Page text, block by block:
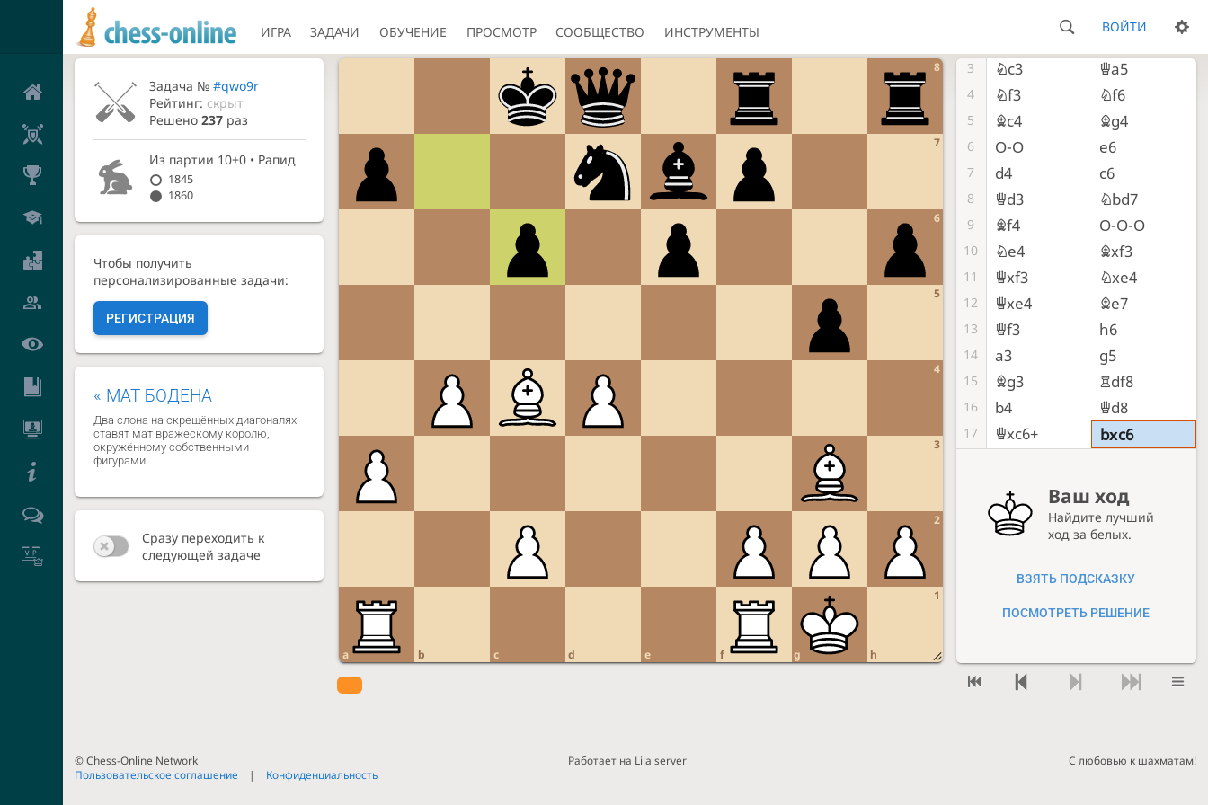
ИГРА ЗАДАЧИ ОБУЧЕНИЕ ПРОСМОТР СООБЩЕСТВО ИНСТРУМЕНТЫ ВОЙТИ
Задача №#qwo9r
Рейтинг: скрыт
Решено237 раз
Из партии 10+0 • Рапид
1845
1860
Чтобы получить
персонализированные задачи:
РЕГИСТРАЦИЯ
Сразу переходить к
следующей задаче
« МАТ БОДЕНА
Два слона на скрещённых диагоналях
ставят мат вражескому королю,
окружённому собственными
фигурами.
1
2
3
4
5
6
7
8
a b c d e f g h
d5
3 Nc3 Qa5
4 Nf3 Nf6
5 Bc4 Bg4
6 O-O e6
7 d4 c6
8 Qd3 Nbd7
9 Bf4 O-O-O
10 Ne4 Bxf3
11 Qxf3 Nxe4
12 Qxe4 Be7
13 Qf3 h6
14 a3 g5
15 Bg3 Rdf8
16 b4 Qd8
17 Qxc6+ bxc6
Ваш ход
Найдите лучший
ход за белых.
ВЗЯТЬ ПОДСКАЗКУ
ПОСМОТРЕТЬ РЕШЕНИЕ
© Chess-Online Network
Пользовательское соглашение
Конфиденциальность
Работает на Lila server С любовью к шахматам!